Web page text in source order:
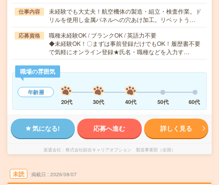
仕事内容
未経験でも大丈夫！航空機体の製造・組立・検査作業。ド
リルを使用し金属パネルへの穴あけ加工。リベットう…
応募資格
職種未経験OK / ブランクOK / 英語力不要
◆未経験OK！〇まずは事前登録だけでもOK！履歴書不要
で気軽にオンライン登録★氏名・職種などを入力す…
職場の雰囲気
年齢層
20代
30代 40代 50代 60代
気になる! 応募へ進む 詳しく見る
派遣会社 株式会社綜合キャリアオプション 製造事業部（全国）
未読 掲載日 2026/08/07